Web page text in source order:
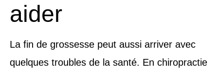
aider
La fin de grossesse peut aussi arriver avec
quelques troubles de la santé. En chiropractie